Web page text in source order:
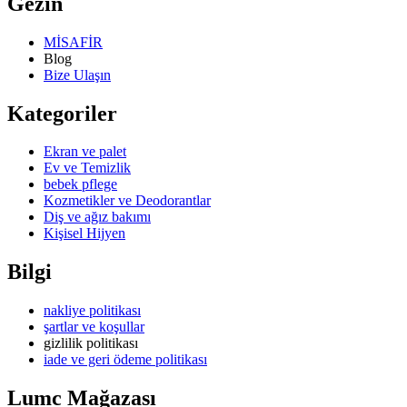
MİSAFİR
Blog
Bize Ulaşın
Kategoriler
Ekran ve palet
Ev ve Temizlik
bebek pflege
Kozmetikler ve Deodorantlar
Diş ve ağız bakımı
Kişisel Hijyen
Bilgi
nakliye politikası
şartlar ve koşullar
gizlilik politikası
iade ve geri ödeme politikası
Lumc Mağazası